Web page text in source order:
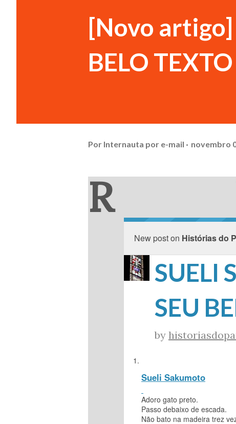
[Novo artigo]
BELO TEXTO
Por Internauta por e-mail novembro
R
New post on Histórias do
SUELI
SEU
by
Sueli Sakumoto
Adoro gato preto.
Passo debaixo de escada.
Não bato na madeira trez